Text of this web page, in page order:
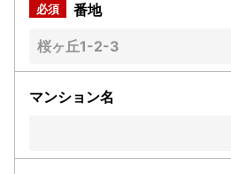
番地
マンション名